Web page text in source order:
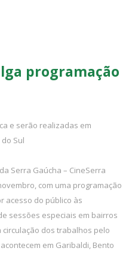
programação
e serão realizadas em
Sul
Serra Gaúcha – CineSerra
com uma programação
acesso do público às
sessões especiais em bairros
dos trabalhos pelo
em Garibaldi, Bento